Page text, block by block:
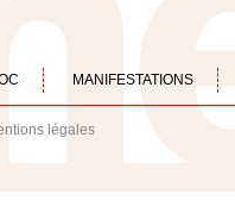
MANIFESTATIONS
légales